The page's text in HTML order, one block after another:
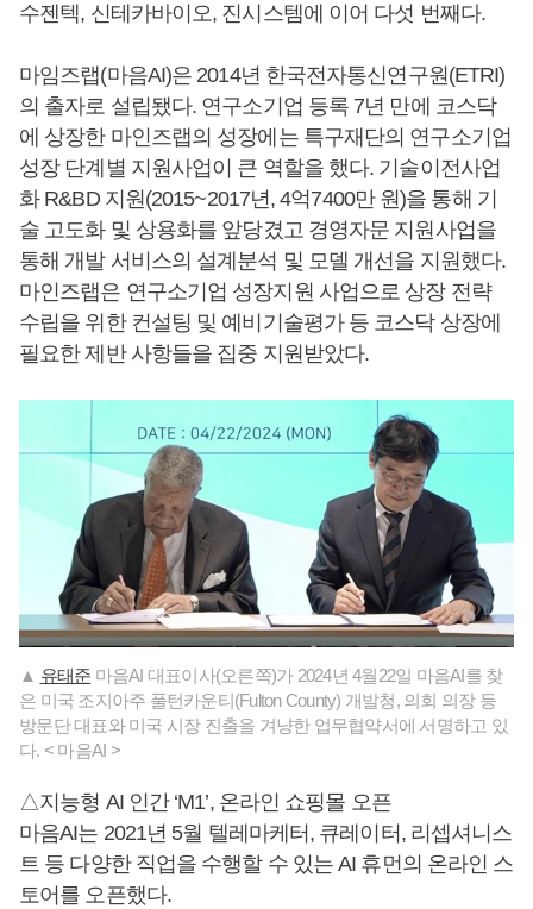
수젠텍, 신테카바이오, 진시스템에 이어 다섯 번째다.
마임즈랩(마음AI)은 2014년 한국전자통신연구원(ETRI)
의 출자로 설립됐다. 연구소기업 등록 7년 만에 코스닥
에 상장한 마인즈랩의 성장에는 특구재단의 연구소기업
성장 단계별 지원사업이 큰 역할을 했다. 기술이전사업
화 R&BD 지원(2015~2017년, 4억7400만 원)을 통해 기
술 고도화 및 상용화를 앞당겼고 경영자문 지원사업을
통해 개발 서비스의 설계분석 및 모델 개선을 지원했다.
마인즈랩은 연구소기업 성장지원 사업으로 상장 전략
수립을 위한 컨설팅 및 예비기술평가 등 코스닥 상장에
필요한 제반 사항들을 집중 지원받았다.
▲ 유태준 마음AI 대표이사(오른쪽)가 2024년 4월22일 마음AI를 찾
은 미국 조지아주 풀턴카운티(Fulton County) 개발청, 의회 의장 등
방문단 대표와 미국 시장 진출을 겨냥한 업무협약서에 서명하고 있
다. < 마음AI >
△지능형 AI 인간 ‘M1’, 온라인 쇼핑몰 오픈
마음AI는 2021년 5월 텔레마케터, 큐레이터, 리셉셔니스
트 등 다양한 직업을 수행할 수 있는 AI 휴먼의 온라인 스
토어를 오픈했다.